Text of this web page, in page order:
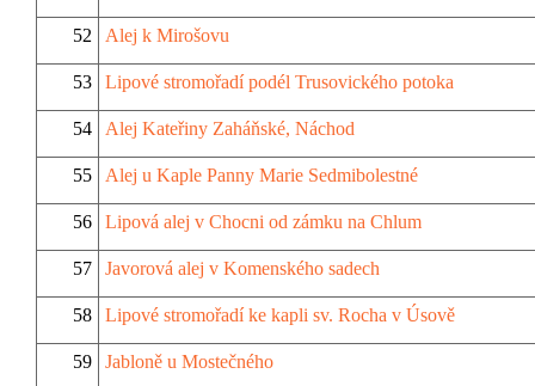
52 Alej k Mirošovu
53 Lipové stromořadí podél Trusovického potoka
54 Alej Kateřiny Zaháňské, Náchod
55 Alej u Kaple Panny Marie Sedmibolestné
56 Lipová alej v Chocni od zámku na Chlum
57 Javorová alej v Komenského sadech
58 Lipové stromořadí ke kapli sv. Rocha v Úsově
59 Jabloně u Mostečného